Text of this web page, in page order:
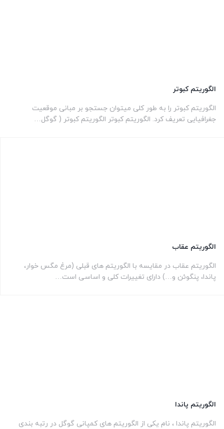
الگوریتم کبوتر
الگوریتم کبوتر را به طور کلی میتوان جستجو بر مبانی موقعیت
جغرافیایی تعریف کرد. الگوریتم کبوتر الگوریتم کبوتر ( گوگل…
الگوریتم عقاب
الگوریتم عقاب در مقایسه با الگوریتم های قبلی (مرغ مگس خوار،
پاندا، پنگوئن و…) دارای تغییرات کلی و اساسی است…
الگوریتم پاندا
الگوریتم پاندا ، نام یکی از الگوریتم های کمپانی گوگل در رتبه ‌بندی